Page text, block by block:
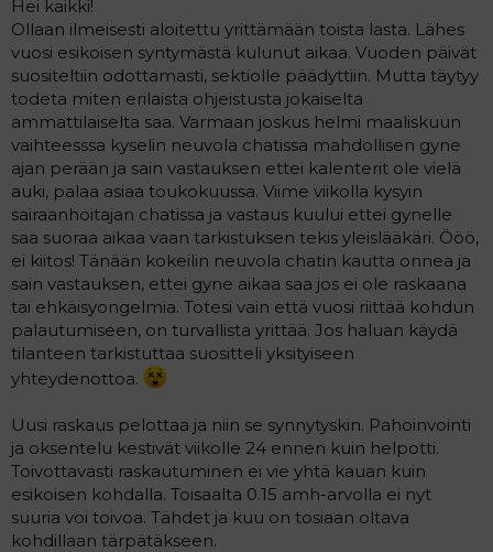
a
l
o
t
t
a
j
a
e
s
i
Hei kaikki!
Ollaan ilmeisesti aloitettu yrittämään toista lasta. Lähes
vuosi esikoisen syntymästä kulunut aikaa. Vuoden päivät
suositeltiin odottamasti, sektiolle päädyttiin. Mutta täytyy
todeta miten erilaista ohjeistusta jokaiselta
ammattilaiselta saa. Varmaan joskus helmi maaliskuun
vaihteesssa kyselin neuvola chatissa mahdollisen gyne
ajan perään ja sain vastauksen ettei kalenterit ole vielä
auki, palaa asiaa toukokuussa. Viime viikolla kysyin
sairaanhoitajan chatissa ja vastaus kuului ettei gynelle
saa suoraa aikaa vaan tarkistuksen tekis yleislääkäri. Ööö,
ei kiitos! Tänään kokeilin neuvola chatin kautta onnea ja
sain vastauksen, ettei gyne aikaa saa jos ei ole raskaana
tai ehkäisyongelmia. Totesi vain että vuosi riittää kohdun
palautumiseen, on turvallista yrittää. Jos haluan käydä
tilanteen tarkistuttaa suositteli yksityiseen
yhteydenottoa.
Uusi raskaus pelottaa ja niin se synnytyskin. Pahoinvointi
ja oksentelu kestivät viikolle 24 ennen kuin helpotti.
Toivottavasti raskautuminen ei vie yhtä kauan kuin
esikoisen kohdalla. Toisaalta 0.15 amh-arvolla ei nyt
suuria voi toivoa. Tähdet ja kuu on tosiaan oltava
kohdillaan tärpätäkseen.